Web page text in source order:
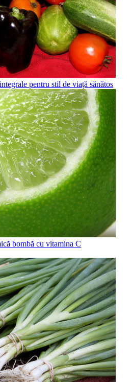
pentru stil de viață sănătos
bombă cu vitamina C